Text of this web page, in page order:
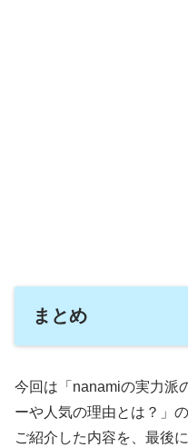
まとめ
今回は「nanamiの実力派
ーや人気の理由とは？」
ご紹介した内容を、最後